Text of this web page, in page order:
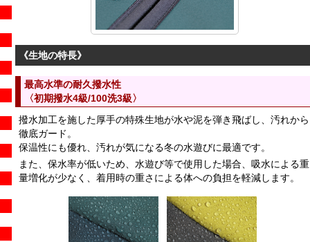
《生地の特長》
最高水準の耐久撥水性
〈初期撥水4級/100洗3級〉
撥水加工を施した厚手の特殊生地が水や泥を弾き飛ばし、汚れから
徹底ガード。
保温性にも優れ、汚れが気になる冬の水遊びに最適です。
また、保水率が低いため、水遊び等で使用した場合、吸水による重
量増化が少なく、着用時の重さによる体への負担を軽減します。